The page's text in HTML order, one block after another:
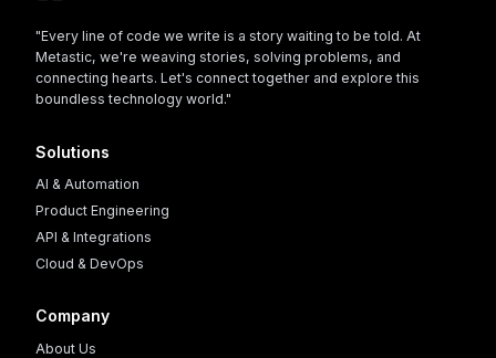
"Every line of code we write is a story waiting to be told. At
Metastic, we're weaving stories, solving problems, and
connecting hearts. Let's connect together and explore this
boundless technology world."
Solutions
AI & Automation
Product Engineering
API & Integrations
Cloud & DevOps
Company
About Us